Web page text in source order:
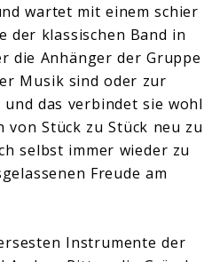
wartet mit einem schier
der klassischen Band in
die Anhänger der Gruppe
Musik sind oder zur
das verbindet sie wohl
Stück zu Stück neu zu
selbst immer wieder zu
Freude am
Instrumente der